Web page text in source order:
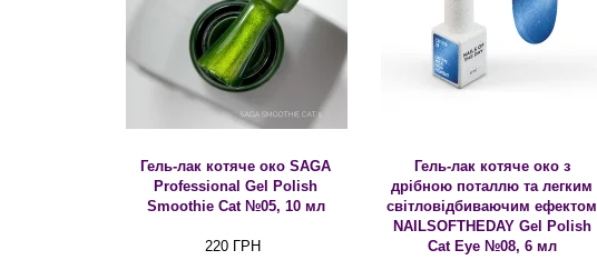
Гель-лак котяче око SAGA
Professional Gel Polish
Smoothie Cat №05, 10 мл
220 ГРН
Гель-лак котяче око з
дрібною поталлю та легким
світловідбиваючим ефектом
NAILSOFTHEDAY Gel Polish
Cat Eye №08, 6 мл